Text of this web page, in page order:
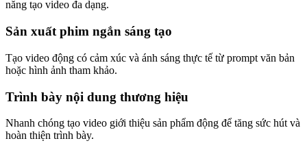
năng tạo video đa dạng.
Sản xuất phim ngắn sáng tạo
Tạo video động có cảm xúc và ánh sáng thực tế từ prompt văn bản
hoặc hình ảnh tham khảo.
Trình bày nội dung thương hiệu
Nhanh chóng tạo video giới thiệu sản phẩm động để tăng sức hút và
hoàn thiện trình bày.